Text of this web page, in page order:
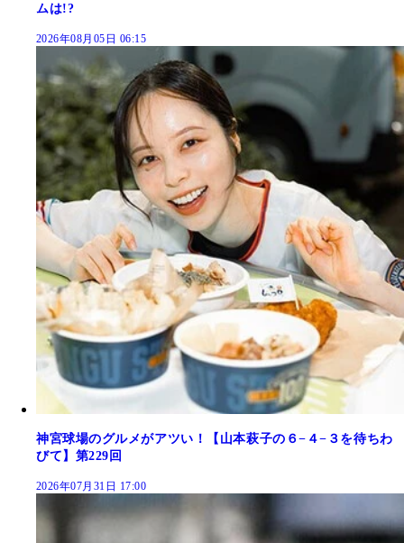
ムは!?
2026年08月05日 06:15
神宮球場のグルメがアツい！【山本萩子の６−４−３を待ちわ
びて】第229回
2026年07月31日 17:00